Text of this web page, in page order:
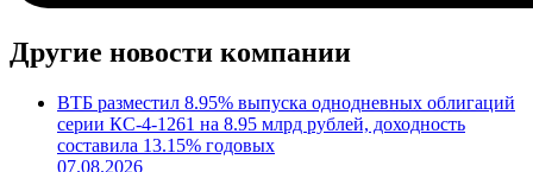
Другие новости компании